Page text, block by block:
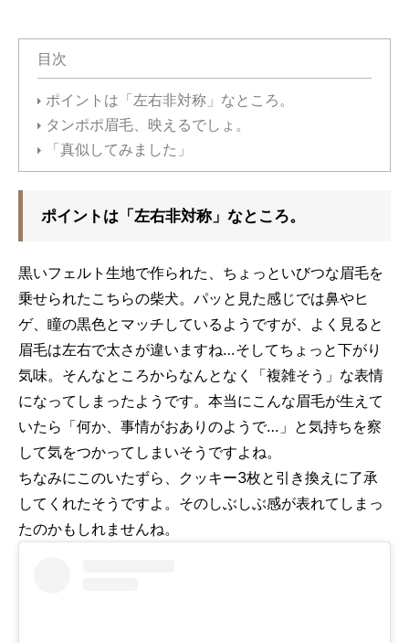
目次
ポイントは「左右非対称」なところ。
タンポポ眉毛、映えるでしょ。
「真似してみました」
ポイントは「左右非対称」なところ。
黒いフェルト生地で作られた、ちょっといびつな眉毛を
乗せられたこちらの柴犬。パッと見た感じでは鼻やヒ
ゲ、瞳の黒色とマッチしているようですが、よく見ると
眉毛は左右で太さが違いますね…そしてちょっと下がり
気味。そんなところからなんとなく「複雑そう」な表情
になってしまったようです。本当にこんな眉毛が生えて
いたら「何か、事情がおありのようで…」と気持ちを察
して気をつかってしまいそうですよね。
ちなみにこのいたずら、クッキー3枚と引き換えに了承
してくれたそうですよ。そのしぶしぶ感が表れてしまっ
たのかもしれませんね。